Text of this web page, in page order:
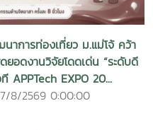
าการท่องเที่ยว ม.แม่โจ้ คว้า
ยอดงานวิจัยโดดเด่น “ระดับดี
APPTech EXPO 20...
8/2569 0:00:00